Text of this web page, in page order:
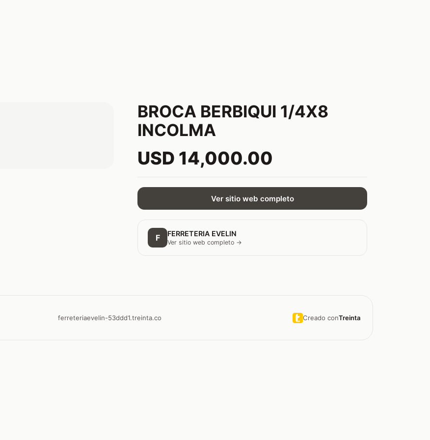
BROCA BERBIQUI 1/4X8
INCOLMA
USD 14,000.00
Ver sitio web completo
F FERRETERIA EVELIN
Ver sitio web completo →
ferreteriaevelin-53ddd1.treinta.co Creado conTreinta